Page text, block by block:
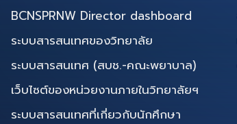
BCNSPRNW Director dashboard
ระบบสารสนเทศของวิทยาลัย
ระบบสารสนเทศ (สบช.-คณะพยาบาล)
เว็บไซต์ของหน่วยงานภายในวิทยาลัยฯ
ระบบสารสนเทศที่เกี่ยวกับนักศึกษา